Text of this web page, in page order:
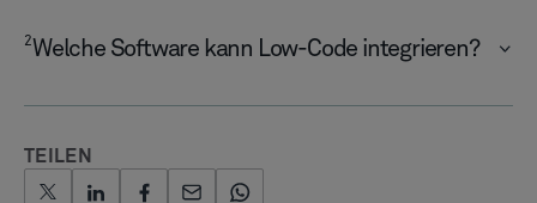
2Welche Software kann Low-Code integrieren?
TEILEN